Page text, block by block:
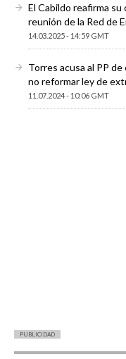
El Cabildo reafirma
reunión de la Red de
14.03.2025 - 14:59 GMT
Torres acusa al PP
no reformar ley de
11.07.2024 - 10:06 GMT
PUBLICIDAD